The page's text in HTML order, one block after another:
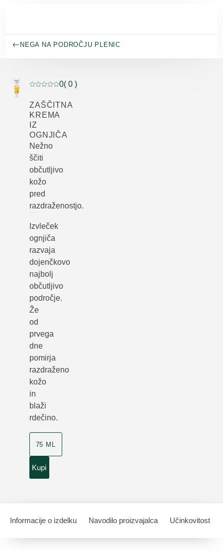
NEGA NA PODROČJU PLENIC
Trenutna ocena: 0 od 5 zvezdic ocenil/-a 0 kupcev
0( 0 )
ZAŠČITNA
KREMA
IZ
OGNJIČA
Nežno
ščiti
občutljivo
kožo
pred
razdraženostjo.
Izvleček
ognjiča
razvaja
dojenčkovo
najbolj
občutljivo
področje.
Že
od
prvega
dne
pomirja
razdraženo
kožo
in
blaži
rdečino.
75 ML
Kupi
Informacije o izdelku Navodilo proizvajalca Učinkovitost